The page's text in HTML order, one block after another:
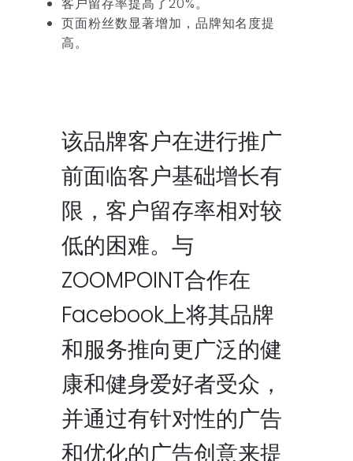
页面粉丝数显著增加，品牌知名度提
高。
该品牌客户在进行推广
前面临客户基础增长有
限，客户留存率相对较
低的困难。与
ZOOMPOINT合作在
Facebook上将其品牌
和服务推向更广泛的健
康和健身爱好者受众，
并通过有针对性的广告
和优化的广告创意来提